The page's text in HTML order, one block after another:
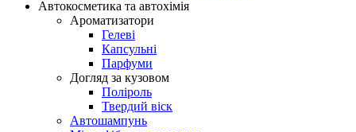
Автокосметика та автохімія
Ароматизатори
Гелеві
Капсульні
Парфуми
Догляд за кузовом
Поліроль
Твердий віск
Автошампунь